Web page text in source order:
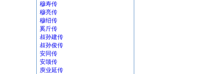
穆寿传
穆亮传
穆绍传
奚斤传
叔孙建传
叔孙俊传
安同传
安颉传
庾业延传